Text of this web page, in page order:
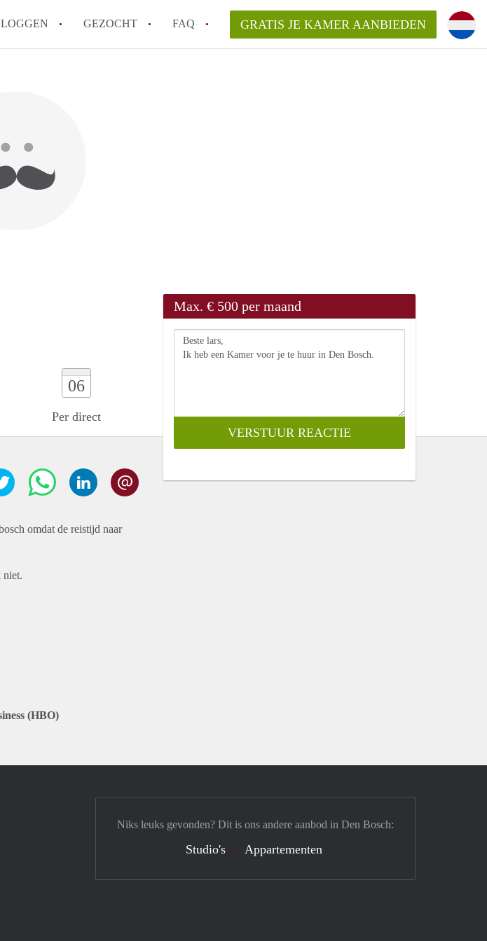
GEZOCHT FAQ
in Den Bosch?
GRATIS JE KAMER AANBIEDEN
06
Per direct
Max. € 500 per maand
omdat de reistijd naar
niet.
(HBO)
Niks leuks gevonden? Dit is ons andere aanbod in Den Bosch:
Studio's Appartementen